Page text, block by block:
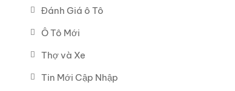
Đánh Giá ô Tô
Ô Tô Mới
Thợ và Xe
Tin Mới Cập Nhập